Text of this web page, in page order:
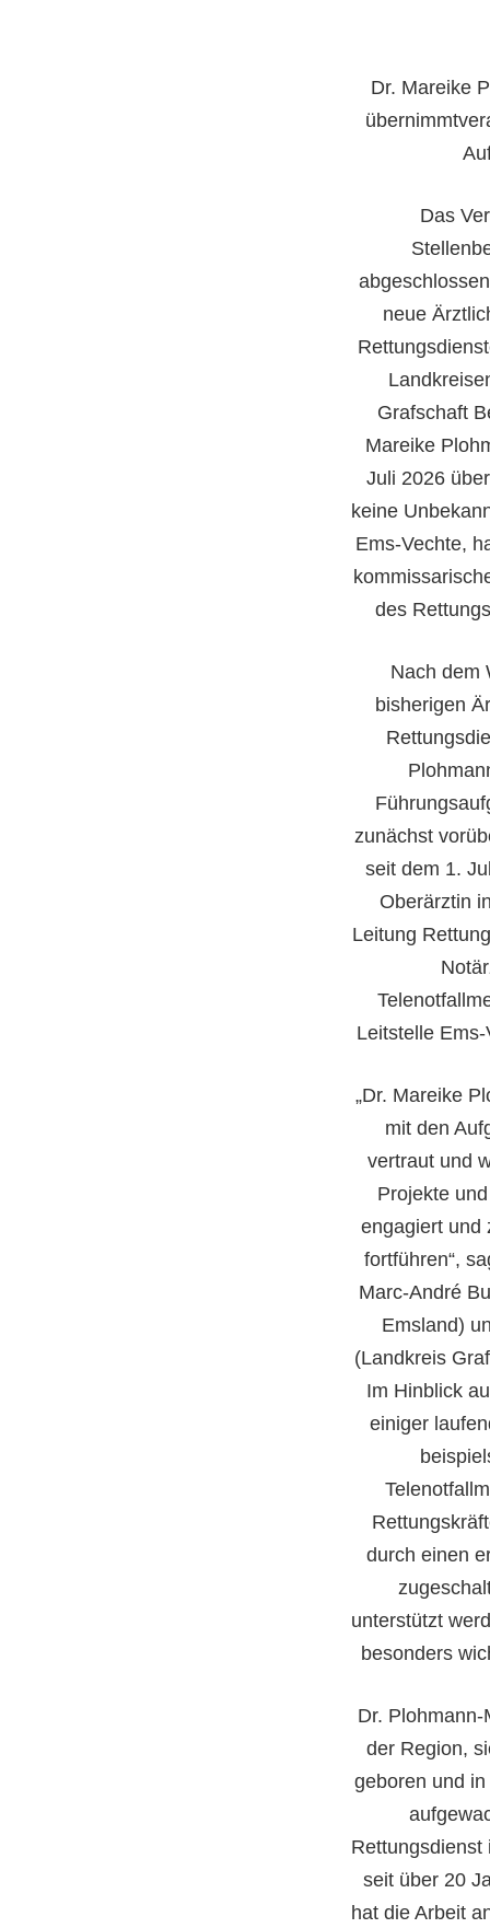
Dr. Mareike
Das
neue
Grafschaft
Mareike
Juli 2026
keine
Ems-Vechte,
des
Nach dem
bisherigen
zunächst
seit dem 1.
Oberärztin
Leitung
Leitstelle
„Dr. Mareike
mit den
vertraut und
Projekte
engagiert und
fortführen“,
Marc-André
Emsland)
(Landkreis
Im Hinblick
einiger
durch einen
unterstützt
besonders
Dr.
der Region,
geboren und
Rettungsdienst
seit über 20
hat die Arbeit